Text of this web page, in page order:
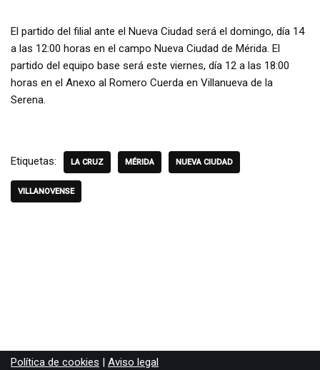
El partido del filial ante el Nueva Ciudad será el domingo, día 14
a las 12:00 horas en el campo Nueva Ciudad de Mérida. El
partido del equipo base será este viernes, día 12 a las 18:00
horas en el Anexo al Romero Cuerda en Villanueva de la
Serena.
Etiquetas: LA CRUZ MÉRIDA NUEVA CIUDAD
VILLANOVENSE
Política de cookies | Aviso legal